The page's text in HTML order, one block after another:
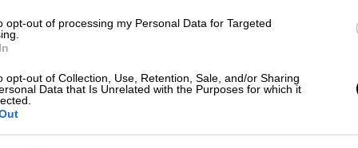
opt-out of processing my Personal Data for Targeted
opt-out of Collection, Use, Retention, Sale, and/or Sharing
Data that Is Unrelated with the Purposes for which it
μέσω του Truth Social την
πλαισίου, λέγοντας ότι είχε μπαράζ
του Κόλπου. Οι ηγέτες της περιοχής
το πλαίσιο, ενώ ξεχωριστή
και με τον πρωθυπουργό του
επίσης «εξελίχθηκε θετικά».